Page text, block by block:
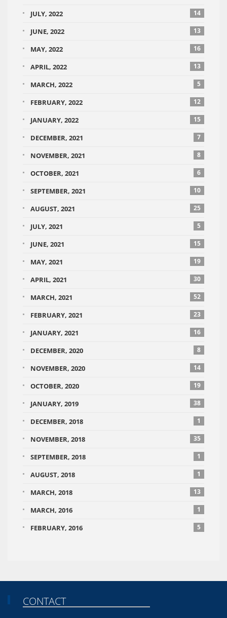
JULY, 2022
14
JUNE, 2022 13
MAY, 2022 16
APRIL, 2022 13
MARCH, 2022 5
FEBRUARY, 2022 12
JANUARY, 2022 15
DECEMBER, 2021 7
NOVEMBER, 2021 8
OCTOBER, 2021 6
SEPTEMBER, 2021 10
AUGUST, 2021 25
JULY, 2021 5
JUNE, 2021 15
MAY, 2021 19
APRIL, 2021 30
MARCH, 2021 52
FEBRUARY, 2021 23
JANUARY, 2021 16
DECEMBER, 2020 8
NOVEMBER, 2020 14
OCTOBER, 2020 19
JANUARY, 2019 38
DECEMBER, 2018 1
NOVEMBER, 2018 35
SEPTEMBER, 2018 1
AUGUST, 2018 1
MARCH, 2018 13
MARCH, 2016 1
FEBRUARY, 2016 5
CONTACT